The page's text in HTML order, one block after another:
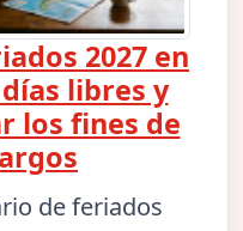
2027 en
libres y
los fines de
de feriados